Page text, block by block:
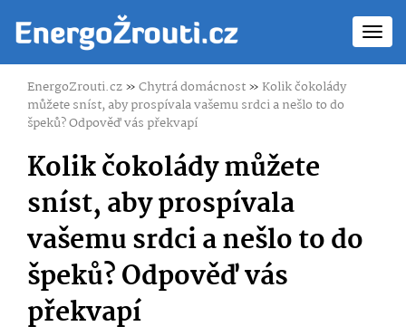
EnergoZrouti.cz»Chytrá domácnost»Kolik čokolády
můžete sníst, aby prospívala vašemu srdci a nešlo to do
špeků? Odpověď vás překvapí
Kolik čokolády můžete
sníst, aby prospívala
vašemu srdci a nešlo to do
špeků? Odpověď vás
překvapí